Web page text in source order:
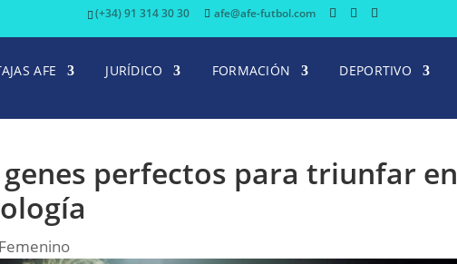
(+34) 91 314 30 30 afe@afe-futbol.com
AFE JURÍDICO FORMACIÓN DEPORTIVO
perfectos para triunfar en